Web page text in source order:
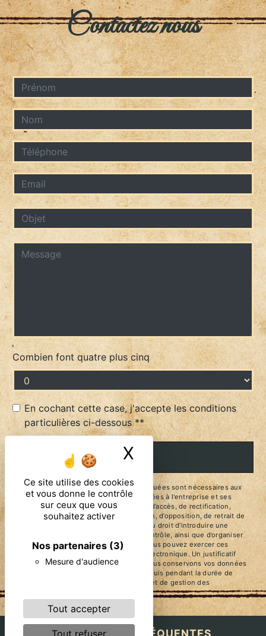
Ce site utilise des cookies
et vous donne le contrôle
sur ceux que vous
souhaitez activer
Nos partenaires (3)
Mesure d'audience
Tout accepter
Tout refuser
X Masquer le
Contactez nous
Combien font quatre plus cinq
En cochant cette case, j'accepte les conditions
particulières ci-dessous **
ENVOYER
** Les données personnelles communiquées sont nécessaires aux
fins de vous contacter. Elles sont destinées à l'entreprise et ses
sous-traitants. Vous disposez de droits d’accès, de rectification,
d’effacement, de portabilité, de limitation, d’opposition, de retrait de
votre consentement à tout moment et du droit d’introduire une
réclamation auprès d’une autorité de contrôle, ainsi que d’organiser
le sort de vos données post-mortem. Vous pouvez exercer ces
droits par voie postale ou par courrier électronique. Un justificatif
d'identité pourra vous être demandé. Nous conservons vos données
pendant la période de prise de contact puis pendant la durée de
prescription légale aux fins probatoires et de gestion des
RECHERCHES FRÉQUENTES